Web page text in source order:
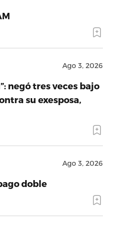
Ago 3, 2026
negó tres veces bajo
su exesposa,
Ago 3, 2026
doble